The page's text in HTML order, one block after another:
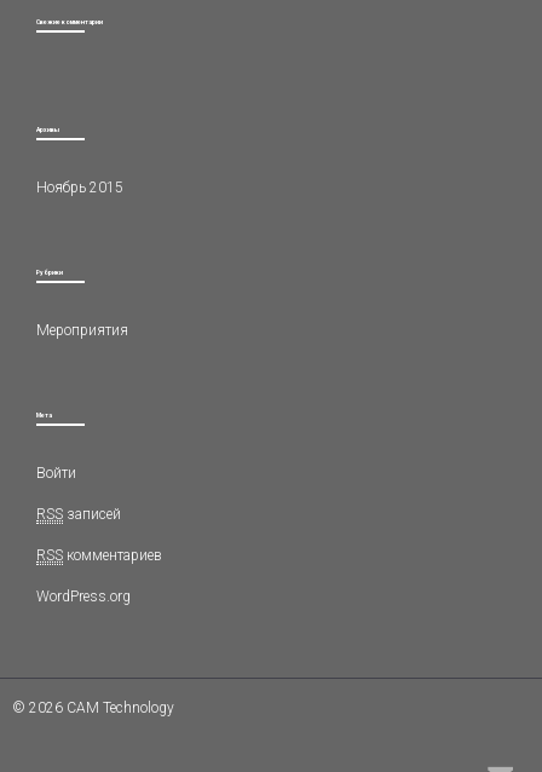
Свежие комментарии
Архивы
Ноябрь 2015
Рубрики
Мероприятия
Мета
Войти
RSS записей
RSS комментариев
WordPress.org
© 2026 CAM Technology